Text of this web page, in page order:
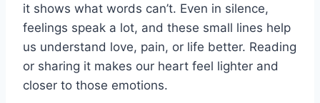
it shows what words can’t. Even in silence,
feelings speak a lot, and these small lines help
us understand love, pain, or life better. Reading
or sharing it makes our heart feel lighter and
closer to those emotions.